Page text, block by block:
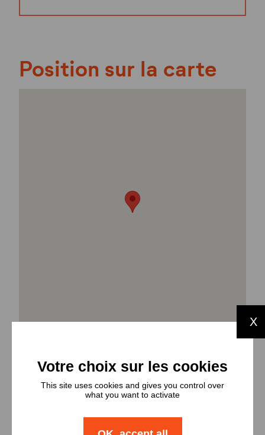
Position sur la carte
Types et
nombres de
X
This site uses cookies and gives you control over
what you want to activate